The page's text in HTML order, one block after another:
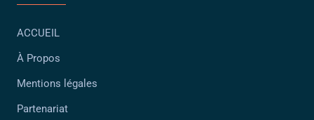
ACCUEIL
À Propos
Mentions légales
Partenariat